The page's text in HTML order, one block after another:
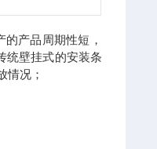
产品周期性短，
统壁挂式的安装条
情况；